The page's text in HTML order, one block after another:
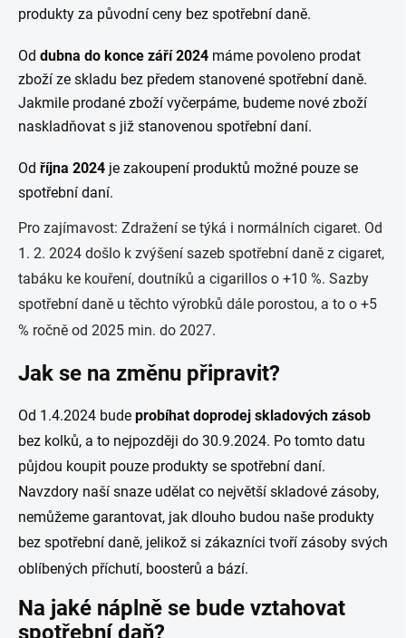
produkty za původní ceny bez spotřební daně.
Od dubna do konce září 2024 máme povoleno prodat
zboží ze skladu bez předem stanovené spotřební daně.
Jakmile prodané zboží vyčerpáme, budeme nové zboží
naskladňovat s již stanovenou spotřební daní.
Od října 2024 je zakoupení produktů možné pouze se
spotřební daní.
Pro zajímavost: Zdražení se týká i normálních cigaret. Od
1. 2. 2024 došlo k zvýšení sazeb spotřební daně z cigaret,
tabáku ke kouření, doutníků a cigarillos o +10 %. Sazby
spotřební daně u těchto výrobků dále porostou, a to o +5
% ročně od 2025 min. do 2027.
Jak se na změnu připravit?
Od 1.4.2024 bude probíhat doprodej skladových zásob
bez kolků, a to nejpozději do 30.9.2024. Po tomto datu
půjdou koupit pouze produkty se spotřební daní.
Navzdory naší snaze udělat co největší skladové zásoby,
nemůžeme garantovat, jak dlouho budou naše produkty
bez spotřební daně, jelikož si zákazníci tvoří zásoby svých
oblíbených příchutí, boosterů a bází.
Na jaké náplně se bude vztahovat
spotřební daň?